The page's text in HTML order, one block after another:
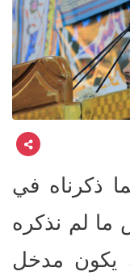
ذكرناه في
ما لم نذكره
يكون مدخل